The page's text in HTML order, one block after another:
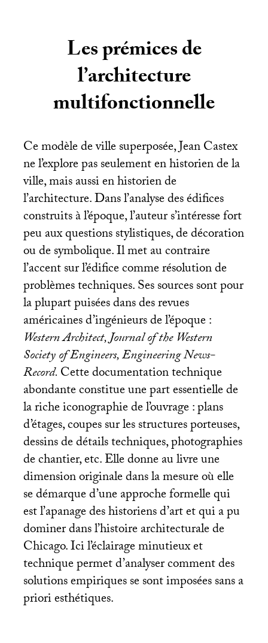
Les prémices de
l’architecture
multifonctionnelle
Ce modèle de ville superposée, Jean Castex
ne l’explore pas seulement en historien de la
ville, mais aussi en historien de
l’architecture. Dans l’analyse des édifices
construits à l’époque, l’auteur s’intéresse fort
peu aux questions stylistiques, de décoration
ou de symbolique. Il met au contraire
l’accent sur l’édifice comme résolution de
problèmes techniques. Ses sources sont pour
la plupart puisées dans des revues
américaines d’ingénieurs de l’époque :
Western Architect, Journal of the Western
Society of Engineers, Engineering News-
Record.Cette documentation technique
abondante constitue une part essentielle de
la riche iconographie de l’ouvrage : plans
d’étages, coupes sur les structures porteuses,
dessins de détails techniques, photographies
de chantier, etc. Elle donne au livre une
dimension originale dans la mesure où elle
se démarque d’une approche formelle qui
est l’apanage des historiens d’art et qui a pu
dominer dans l’histoire architecturale de
Chicago. Ici l’éclairage minutieux et
technique permet d’analyser comment des
solutions empiriques se sont imposées sans a
priori esthétiques.